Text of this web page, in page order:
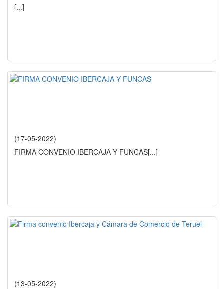
[...]
(17-05-2022)
FIRMA CONVENIO IBERCAJA Y FUNCAS[...]
(13-05-2022)